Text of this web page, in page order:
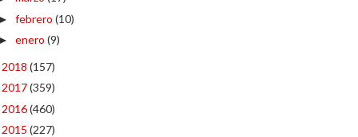
► febrero (10)
► enero (9)
2018 (157)
2017(359)
2016(460)
2015 (227)